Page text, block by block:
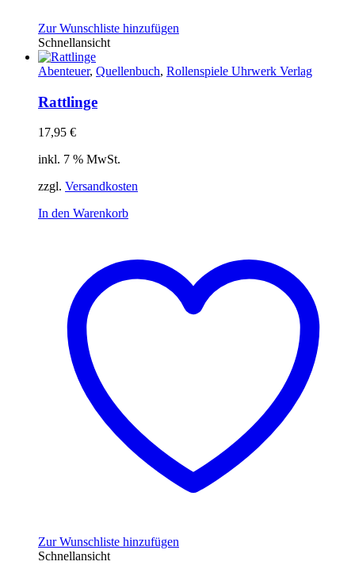
Zur Wunschliste hinzufügen
Schnellansicht
Abenteuer, Quellenbuch, Rollenspiele Uhrwerk Verlag
Rattlinge
17,95 €
inkl. 7 % MwSt.
zzgl. Versandkosten
In den Warenkorb
Zur Wunschliste hinzufügen
Schnellansicht